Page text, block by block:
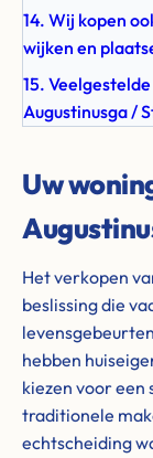
14. Wij kopen
wijken en
15.
Augustinusga /
Uw
Het verkopen
beslissing die
hebben
kiezen voor
traditionele
echtscheiding